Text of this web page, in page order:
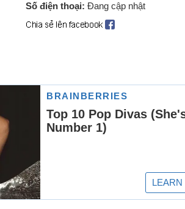
Số điện thoại: Đang cập nhật